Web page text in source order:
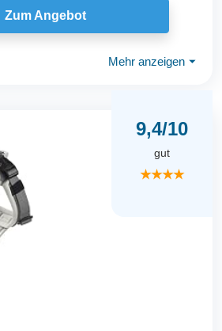
Zum Angebot
Mehr anzeigen ⏷
9,4/10
gut
★★★★